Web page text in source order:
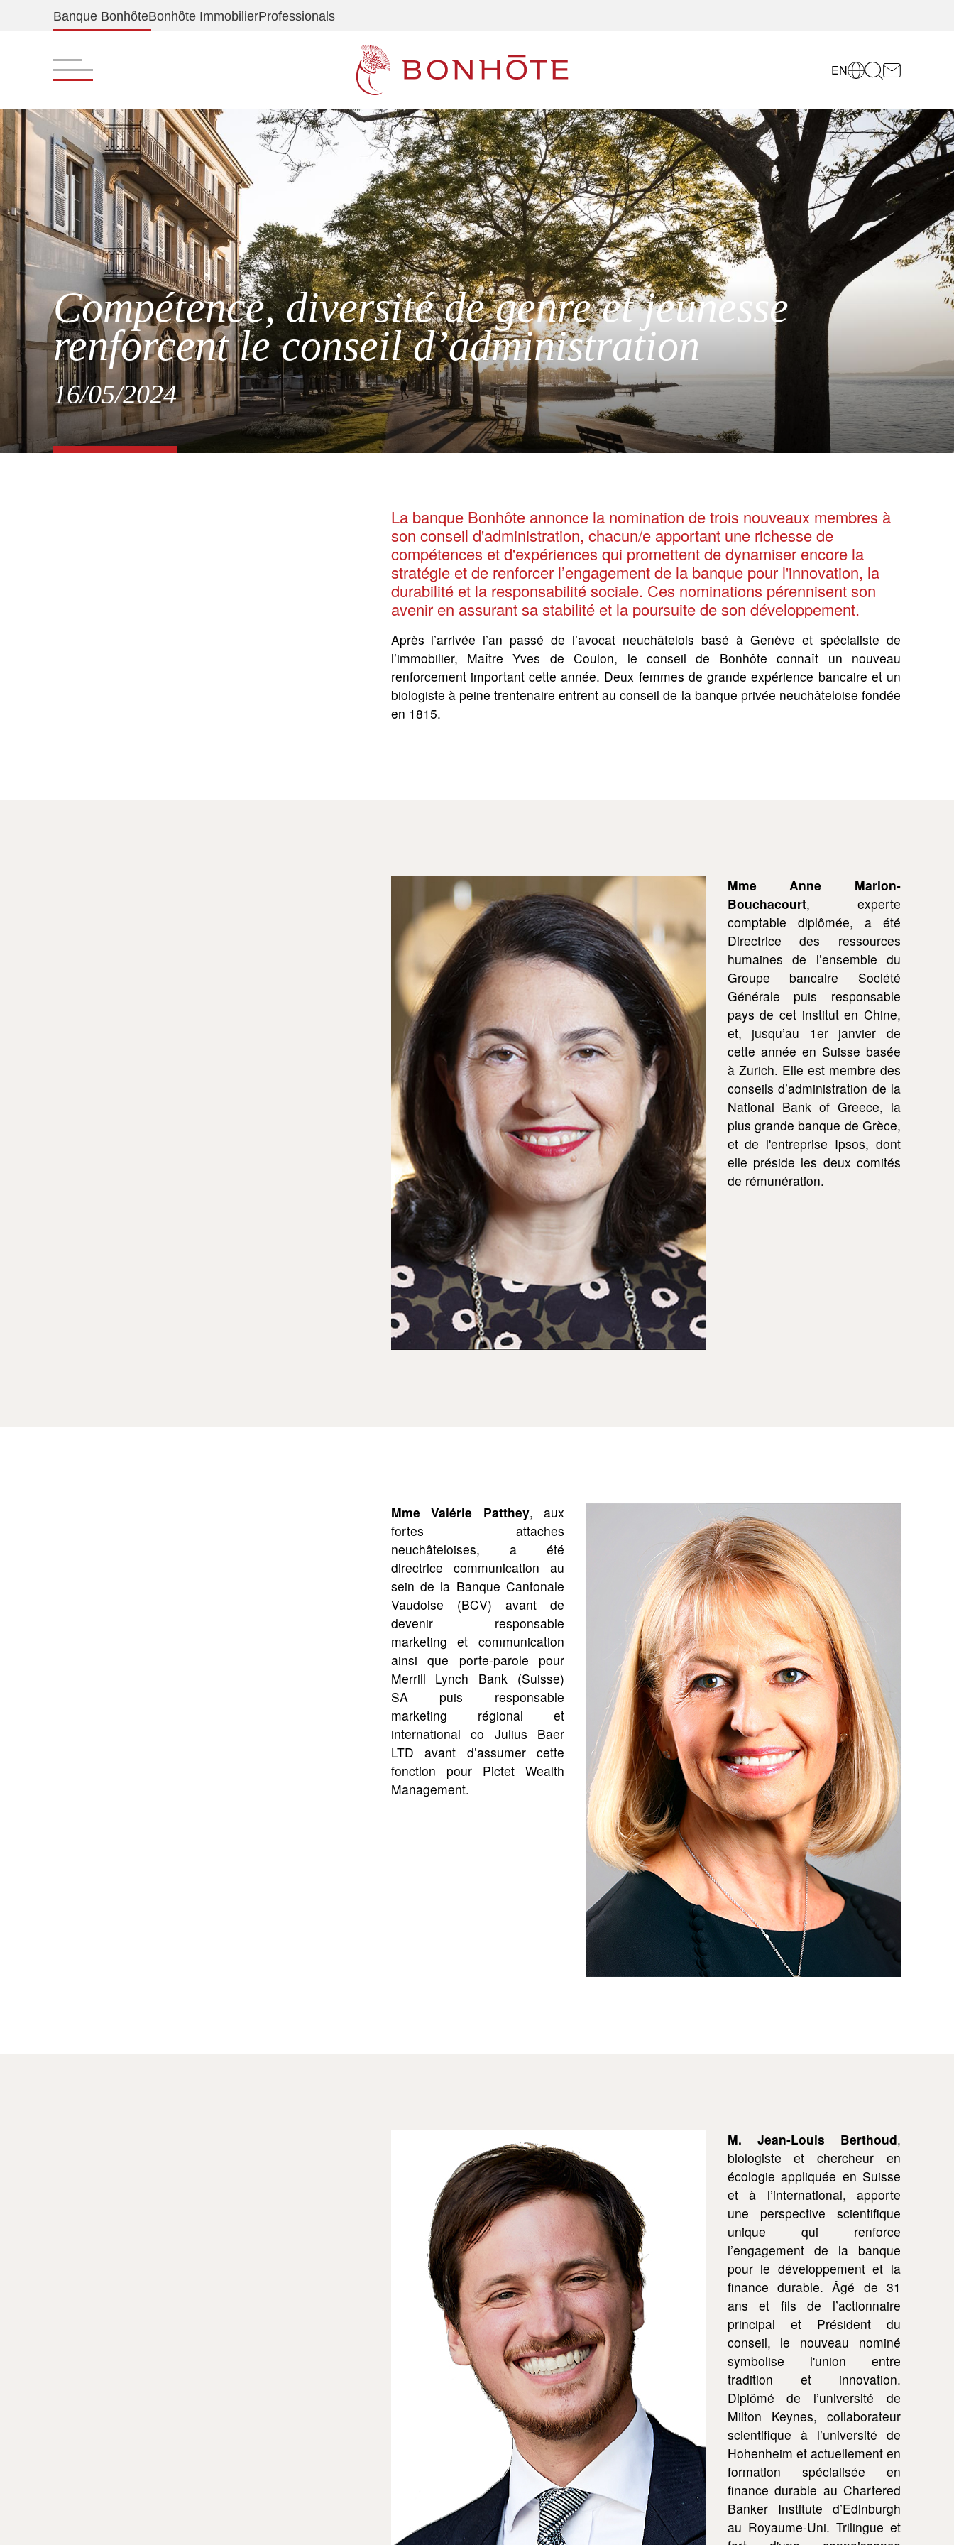
Banque BonhôteBonhôte ImmobilierProfessionals
Navigation principale
EN
Compétence, diversité de genre et jeunesse
renforcent le conseil d’administration
16/05/2024
La banque Bonhôte annonce la nomination de trois nouveaux membres à
son conseil d'administration, chacun/e apportant une richesse de
compétences et d'expériences qui promettent de dynamiser encore la
stratégie et de renforcer l’engagement de la banque pour l'innovation, la
durabilité et la responsabilité sociale. Ces nominations pérennisent son
avenir en assurant sa stabilité et la poursuite de son développement.
Après l’arrivée l’an passé de l’avocat neuchâtelois basé à Genève et spécialiste de
l’immobilier, Maître Yves de Coulon, le conseil de Bonhôte connaît un nouveau
renforcement important cette année. Deux femmes de grande expérience bancaire et un
biologiste à peine trentenaire entrent au conseil de la banque privée neuchâteloise fondée
en 1815.
Mme Anne Marion-
Bouchacourt, experte
comptable diplômée, a été
Directrice des ressources
humaines de l’ensemble du
Groupe bancaire Société
Générale puis responsable
pays de cet institut en Chine,
et, jusqu’au 1er janvier de
cette année en Suisse basée
à Zurich. Elle est membre des
conseils d’administration de la
National Bank of Greece, la
plus grande banque de Grèce,
et de l'entreprise Ipsos, dont
elle préside les deux comités
de rémunération.
Mme Valérie Patthey, aux
fortes attaches
neuchâteloises, a été
directrice communication au
sein de la Banque Cantonale
Vaudoise (BCV) avant de
devenir responsable
marketing et communication
ainsi que porte-parole pour
Merrill Lynch Bank (Suisse)
SA puis responsable
marketing régional et
international co Julius Baer
LTD avant d’assumer cette
fonction pour Pictet Wealth
Management.
M. Jean-Louis Berthoud,
biologiste et chercheur en
écologie appliquée en Suisse
et à l’international, apporte
une perspective scientifique
unique qui renforce
l’engagement de la banque
pour le développement et la
finance durable. Âgé de 31
ans et fils de l’actionnaire
principal et Président du
conseil, le nouveau nominé
symbolise l'union entre
tradition et innovation.
Diplômé de l’université de
Milton Keynes, collaborateur
scientifique à l’université de
Hohenheim et actuellement en
formation spécialisée en
finance durable au Chartered
Banker Institute d’Edinburgh
au Royaume-Uni. Trilingue et